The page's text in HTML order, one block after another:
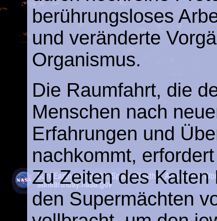
berührungsloses
und veränderte
Organismus.
Die Raumfahrt, die
Menschen nach
Erfahrungen und
nachkommt,
Zu Zeiten des
den Supermächten